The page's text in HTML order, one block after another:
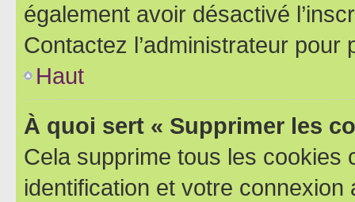
également avoir désactivé
Contactez l’administrateur
Haut
À quoi sert « Supprimer les
Cela supprime tous les cookies
identification et votre